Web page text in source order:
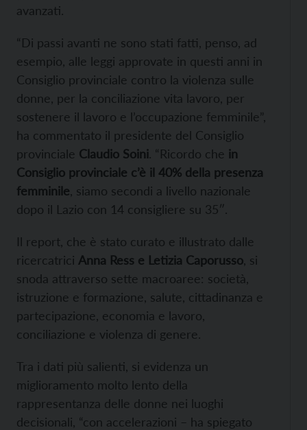
avanzati.
“Di passi avanti ne sono stati fatti, penso, ad
esempio, alle leggi approvate in questi anni in
Consiglio provinciale contro la violenza sulle
donne, per la conciliazione vita lavoro, per
sostenere il lavoro e l’occupazione femminile”,
ha commentato il presidente del Consiglio
provinciale Claudio Soini. “Ricordo che in
Consiglio provinciale c’è il 40% della presenza
femminile , siamo secondi a livello nazionale
dopo il Lazio con 14 consigliere su 35″.
Il report, che è stato curato e illustrato dalle
ricercatrici Anna Ress e Letizia Caporusso , si
snoda attraverso sette macroaree: società,
istruzione e formazione, salute, cittadinanza e
partecipazione, economia e lavoro,
conciliazione e violenza di genere.
Tra i dati più salienti, si evidenza un
miglioramento molto lento della
rappresentanza delle donne nei luoghi
decisionali, “con accelerazioni – ha spiegato